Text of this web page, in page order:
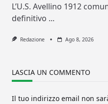
L’U.S. Avellino 1912
definitivo ...
Redazione Ago 8, 2026
LASCIA UN COMMENTO
Il tuo indirizzo email non